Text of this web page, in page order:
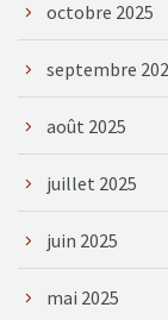
octobre 2025
septembre
août 2025
juillet 2025
juin 2025
mai 2025